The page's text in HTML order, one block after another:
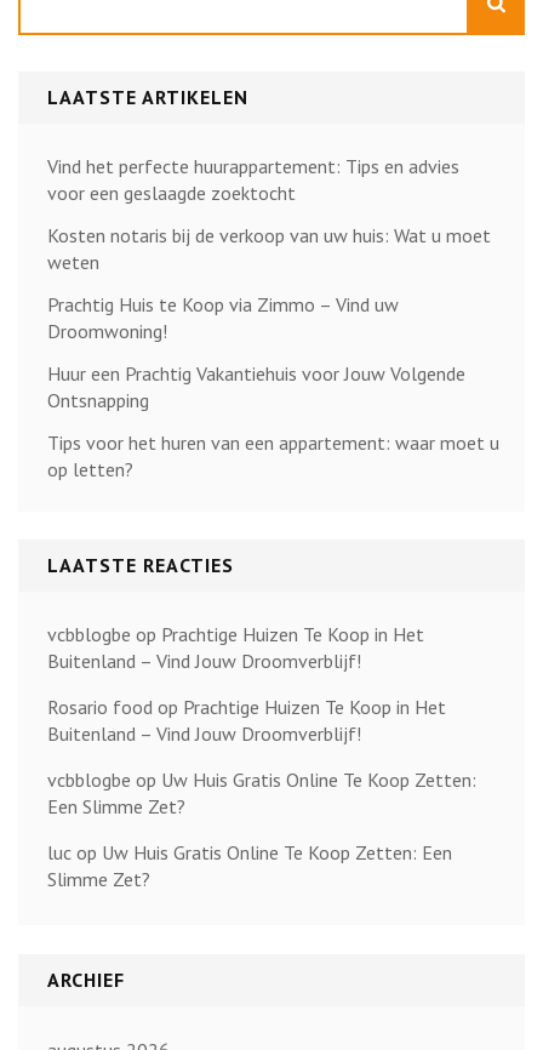
LAATSTE ARTIKELEN
Vind het perfecte huurappartement: Tips en advies
voor een geslaagde zoektocht
Kosten notaris bij de verkoop van uw huis: Wat u moet
weten
Prachtig Huis te Koop via Zimmo – Vind uw
Droomwoning!
Huur een Prachtig Vakantiehuis voor Jouw Volgende
Ontsnapping
Tips voor het huren van een appartement: waar moet u
op letten?
LAATSTE REACTIES
vcbblogbe op Prachtige Huizen Te Koop in Het
Buitenland – Vind Jouw Droomverblijf!
Rosario food op Prachtige Huizen Te Koop in Het
Buitenland – Vind Jouw Droomverblijf!
vcbblogbe op Uw Huis Gratis Online Te Koop Zetten:
Een Slimme Zet?
luc op Uw Huis Gratis Online Te Koop Zetten: Een
Slimme Zet?
ARCHIEF